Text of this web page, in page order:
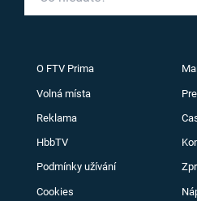
O FTV Prima
Volná místa
Reklama
HbbTV
Podmínky užívání
Cookies